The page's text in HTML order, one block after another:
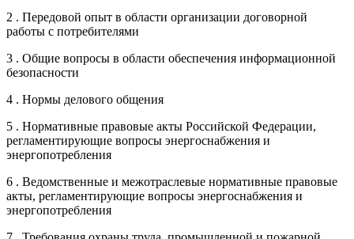
2 . Передовой опыт в области организации договорной
работы с потребителями
3 . Общие вопросы в области обеспечения информационной
безопасности
4 . Нормы делового общения
5 . Нормативные правовые акты Российской Федерации,
регламентирующие вопросы энергоснабжения и
энергопотребления
6 . Ведомственные и межотраслевые нормативные правовые
акты, регламентирующие вопросы энергоснабжения и
энергопотребления